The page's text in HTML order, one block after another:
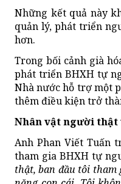
Những kết quả này
quản lý, phát triển
hơn.
Trong bối cảnh già
phát triển BHXH tự
Nhà nước hỗ trợ một
thêm điều kiện trở
Nhân vật người thật
Anh Phan Viết Tuấn
tham gia BHXH tự
thật, ban đầu tôi tham